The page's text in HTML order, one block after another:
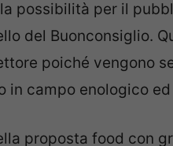
possibilità per il
del Buonconsiglio.
poiché vengono
campo enologico
proposta food con